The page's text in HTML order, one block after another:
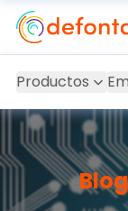
Productos